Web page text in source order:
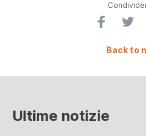
Back to
Ultime notizie